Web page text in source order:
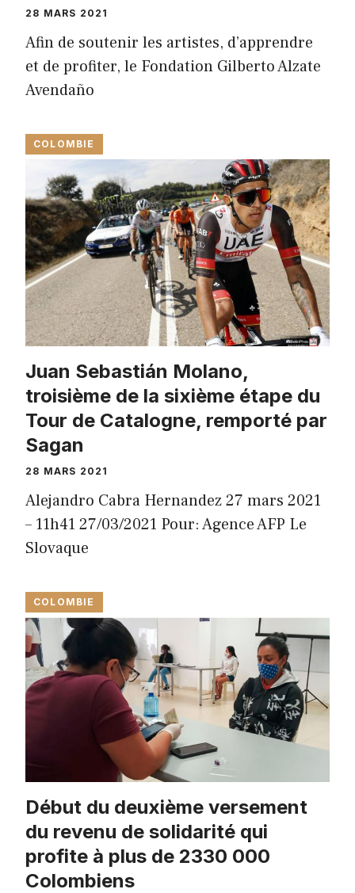
28 MARS 2021
Afin de soutenir les artistes, d’apprendre
et de profiter, le Fondation Gilberto Alzate
Avendaño
COLOMBIE
Juan Sebastián Molano,
troisième de la sixième étape du
Tour de Catalogne, remporté par
Sagan
28 MARS 2021
Alejandro Cabra Hernandez 27 mars 2021
– 11h41 27/03/2021 Pour: Agence AFP Le
Slovaque
COLOMBIE
Début du deuxième versement
du revenu de solidarité qui
profite à plus de 2330 000
Colombiens